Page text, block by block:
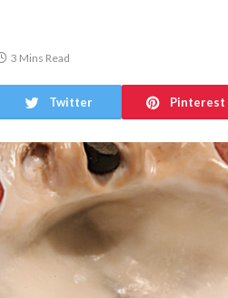
3 Mins Read
Twitter Pinterest